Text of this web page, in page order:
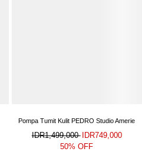
Pompa Tumit Kulit PEDRO Studio Amerie
IDR1,499,000 IDR749,000
50% OFF